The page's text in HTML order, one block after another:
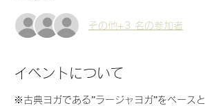
その他+3 名の参加者
イベントについて
※古典ヨガである”ラージャヨガ”をベースと